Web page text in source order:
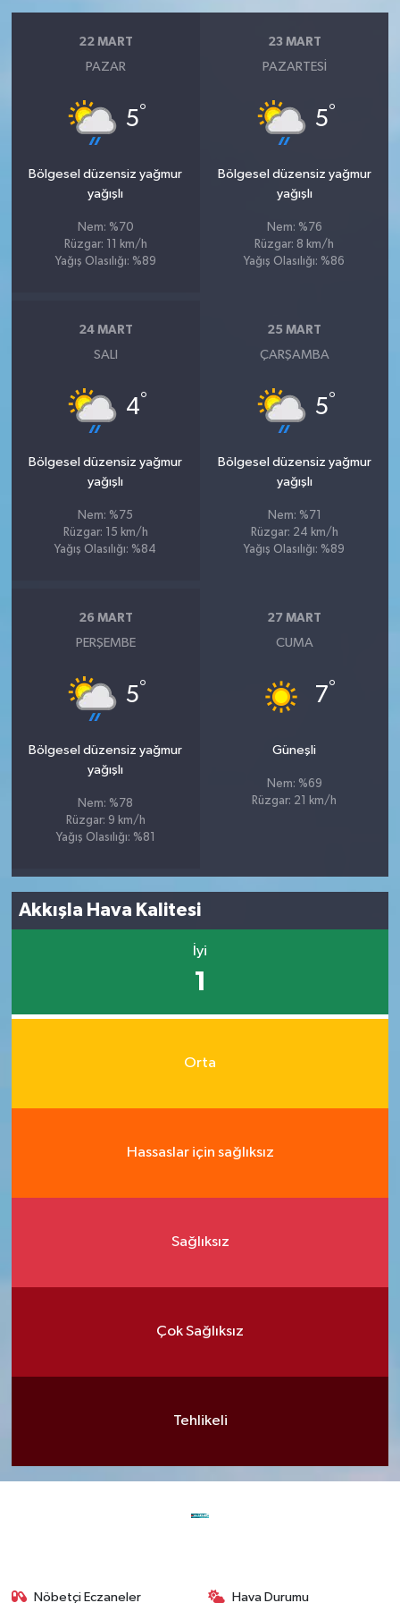
22 MART
PAZAR
5°
Bölgesel düzensiz yağmur
yağışlı
Nem: %70
Rüzgar: 11 km/h
Yağış Olasılığı: %89
23 MART
PAZARTESI
5°
Bölgesel düzensiz yağmur
yağışlı
Nem: %76
Rüzgar: 8 km/h
Yağış Olasılığı: %86
24 MART
SALI
4°
Bölgesel düzensiz yağmur
yağışlı
Nem: %75
Rüzgar: 15 km/h
Yağış Olasılığı: %84
25 MART
ÇARŞAMBA
5°
Bölgesel düzensiz yağmur
yağışlı
Nem: %71
Rüzgar: 24 km/h
Yağış Olasılığı: %89
26 MART
PERŞEMBE
5°
Bölgesel düzensiz yağmur
yağışlı
Nem: %78
Rüzgar: 9 km/h
Yağış Olasılığı: %81
27 MART
CUMA
7°
Güneşli
Nem: %69
Rüzgar: 21 km/h
Akkışla Hava Kalitesi
İyi
1
Orta
Hassaslar için sağlıksız
Sağlıksız
Çok Sağlıksız
Tehlikeli
Nöbetçi Eczaneler Hava Durumu